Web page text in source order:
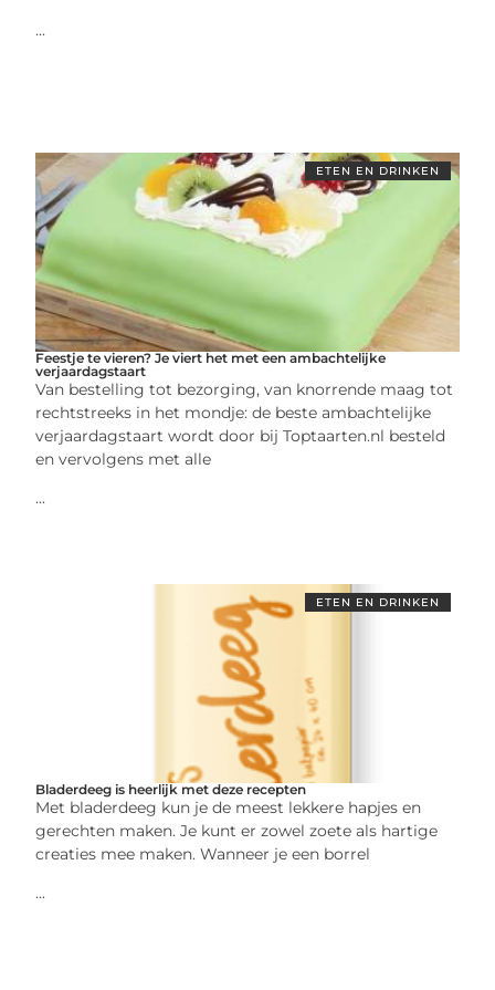
...
ETEN EN DRINKEN
Feestje te vieren? Je viert het met een ambachtelijke
verjaardagstaart
Van bestelling tot bezorging, van knorrende maag tot
rechtstreeks in het mondje: de beste ambachtelijke
verjaardagstaart wordt door bij Toptaarten.nl besteld
en vervolgens met alle
...
ETEN EN DRINKEN
Bladerdeeg is heerlijk met deze recepten
Met bladerdeeg kun je de meest lekkere hapjes en
gerechten maken. Je kunt er zowel zoete als hartige
creaties mee maken. Wanneer je een borrel
...